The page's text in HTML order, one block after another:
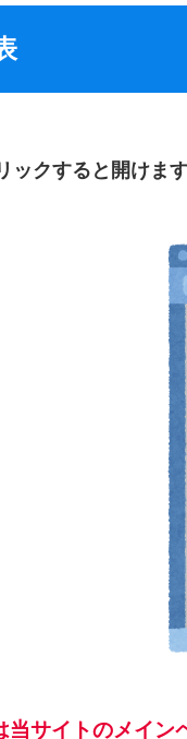
ックすると開けます
当サイトのメイン